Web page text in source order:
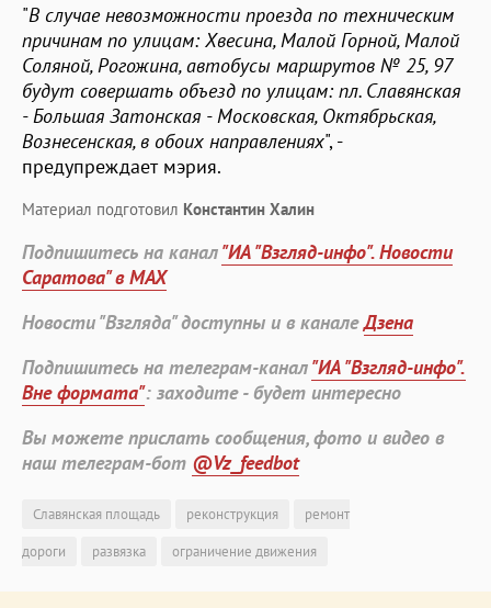
"В случае невозможности проезда по техническим
причинам по улицам: Хвесина, Малой Горной, Малой
Соляной, Рогожина, автобусы маршрутов № 25, 97
будут совершать объезд по улицам: пл. Славянская
- Большая Затонская - Московская, Октябрьская,
Вознесенская, в обоих направлениях", -
предупреждает мэрия.
Материал подготовил Константин Халин
Подпишитесь на канал"ИА "Взгляд-инфо". Новости
Саратова" в MAX
Новости "Взгляда" доступны и в каналеДзена
Подпишитесь на телеграм-канал"ИА "Взгляд-инфо".
Вне формата": заходите - будет интересно
Вы можете прислать сообщения, фото и видео в
наш телеграм-бот @Vz_feedbot
Славянская площадь реконструкция
ремонт
дороги
развязка ограничение движения